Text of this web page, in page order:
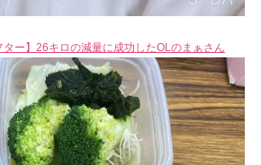
ター】26キロの減量に成功したOLのまぁさん